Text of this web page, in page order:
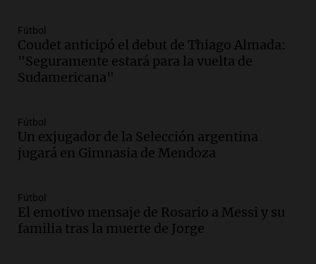
Episodios
Audio.El cardenal Ángel Rossi advirtió
que la justicia social viene siendo
Episodios
Audio.La Bulaya se prepara para el cierre
de su gran muestra anual con la
Panorama Federal
Episodios
Audio.El Senado de Santa Fe aprueba
Fútbol
Coudet anticipó el debut de Thiago Almada:
"Seguramente estará para la vuelta de
Sudamericana"
Fútbol
Un exjugador de la Selección argentina
jugará en Gimnasia de Mendoza
Fútbol
El emotivo mensaje de Rosario a Messi y su
familia tras la muerte de Jorge